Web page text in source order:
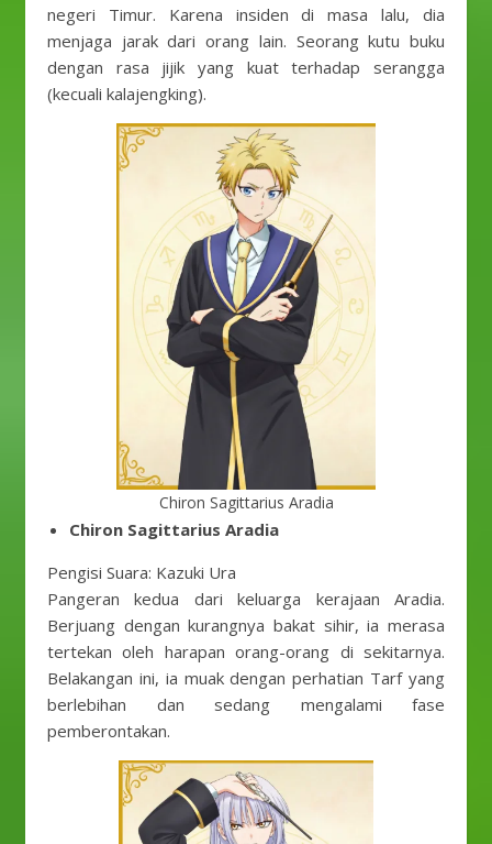
negeri Timur. Karena insiden di masa lalu, dia
menjaga jarak dari orang lain. Seorang kutu buku
dengan rasa jijik yang kuat terhadap serangga
(kecuali kalajengking).
Chiron Sagittarius Aradia
Chiron Sagittarius Aradia
Pengisi Suara: Kazuki Ura
Pangeran kedua dari keluarga kerajaan Aradia.
Berjuang dengan kurangnya bakat sihir, ia merasa
tertekan oleh harapan orang-orang di sekitarnya.
Belakangan ini, ia muak dengan perhatian Tarf yang
berlebihan dan sedang mengalami fase
pemberontakan.